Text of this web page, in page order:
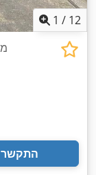
1 / 12
התקשר